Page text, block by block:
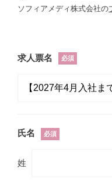
ソフィアメディ株式会社の
求人票名 必須
氏名 必須
姓